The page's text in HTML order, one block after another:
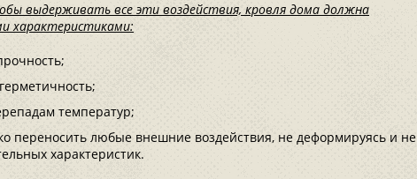
выдерживать все эти воздействия, кровля дома должна
характеристиками:
температур;
переносить любые внешние воздействия, не деформируясь и не
характеристик.